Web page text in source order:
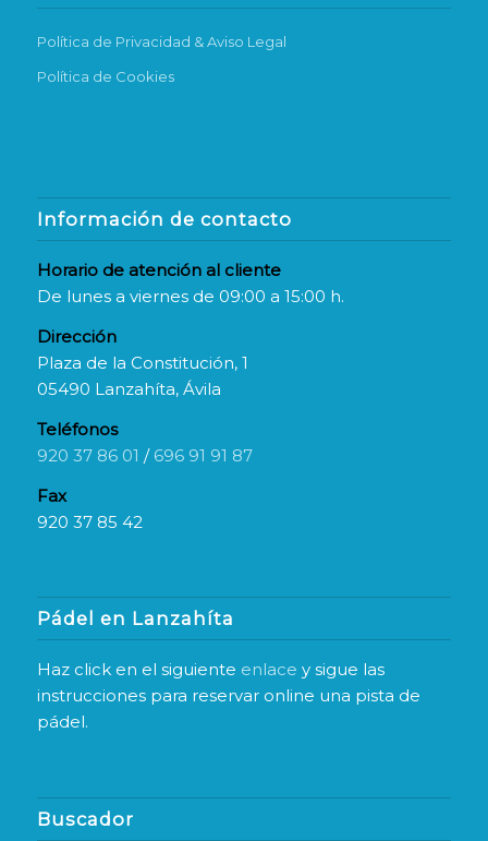
Política de Privacidad & Aviso Legal
Política de Cookies
Información de contacto
Horario de atención al cliente
De lunes a viernes de 09:00 a 15:00 h.
Dirección
Plaza de la Constitución, 1
05490 Lanzahíta, Ávila
Teléfonos
920 37 86 01 / 696 91 91 87
Fax
920 37 85 42
Pádel en Lanzahíta
Haz click en el siguiente enlace y sigue las
instrucciones para reservar online una pista de
pádel.
Buscador